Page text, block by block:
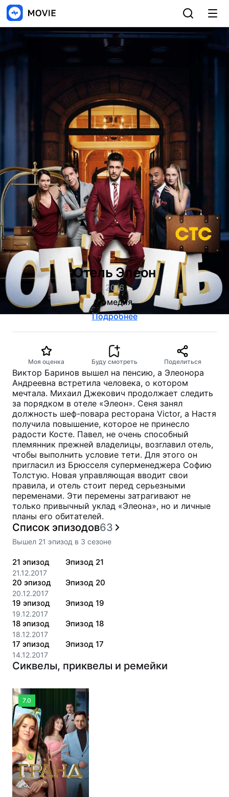
Отель Элеон
2016
комедия
Подробнее
Моя оценка Буду смотреть Поделиться
Виктор Баринов вышел на пенсию, а Элеонора
Андреевна встретила человека, о котором
мечтала. Михаил Джекович продолжает следить
за порядком в отеле «Элеон». Сеня занял
должность шеф-повара ресторана Victor, а Настя
получила повышение, которое не принесло
радости Косте. Павел, не очень способный
племянник прежней владелицы, возглавил отель,
чтобы выполнить условие тети. Для этого он
пригласил из Брюсселя суперменеджера Софию
Толстую. Новая управляющая вводит свои
правила, и отель стоит перед серьезными
переменами. Эти перемены затрагивают не
только привычный уклад «Элеона», но и личные
планы его обитателей.
Список эпизодов63
Вышел 21 эпизод в 3 сезоне
21 эпизод
21.12.2017
Эпизод 21
20 эпизод
20.12.2017
Эпизод 20
19 эпизод
19.12.2017
Эпизод 19
18 эпизод
18.12.2017
Эпизод 18
17 эпизод
14.12.2017
Эпизод 17
Сиквелы, приквелы и ремейки
7.0